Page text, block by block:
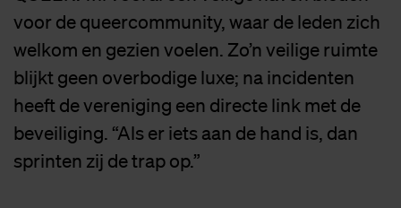
voor de queercommunity, waar de leden zich
welkom en gezien voelen. Zo’n veilige ruimte
blijkt geen overbodige luxe; na incidenten
heeft de vereniging een directe link met de
beveiliging. “Als er iets aan de hand is, dan
sprinten zij de trap op.”